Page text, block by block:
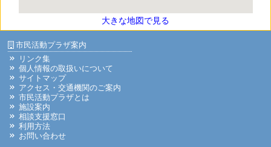
大きな地図で見る
市民活動プラザ案内
リンク集
個人情報の取扱いについて
サイトマップ
アクセス・交通機関のご案内
市民活動プラザとは
施設案内
相談支援窓口
利用方法
お問い合わせ